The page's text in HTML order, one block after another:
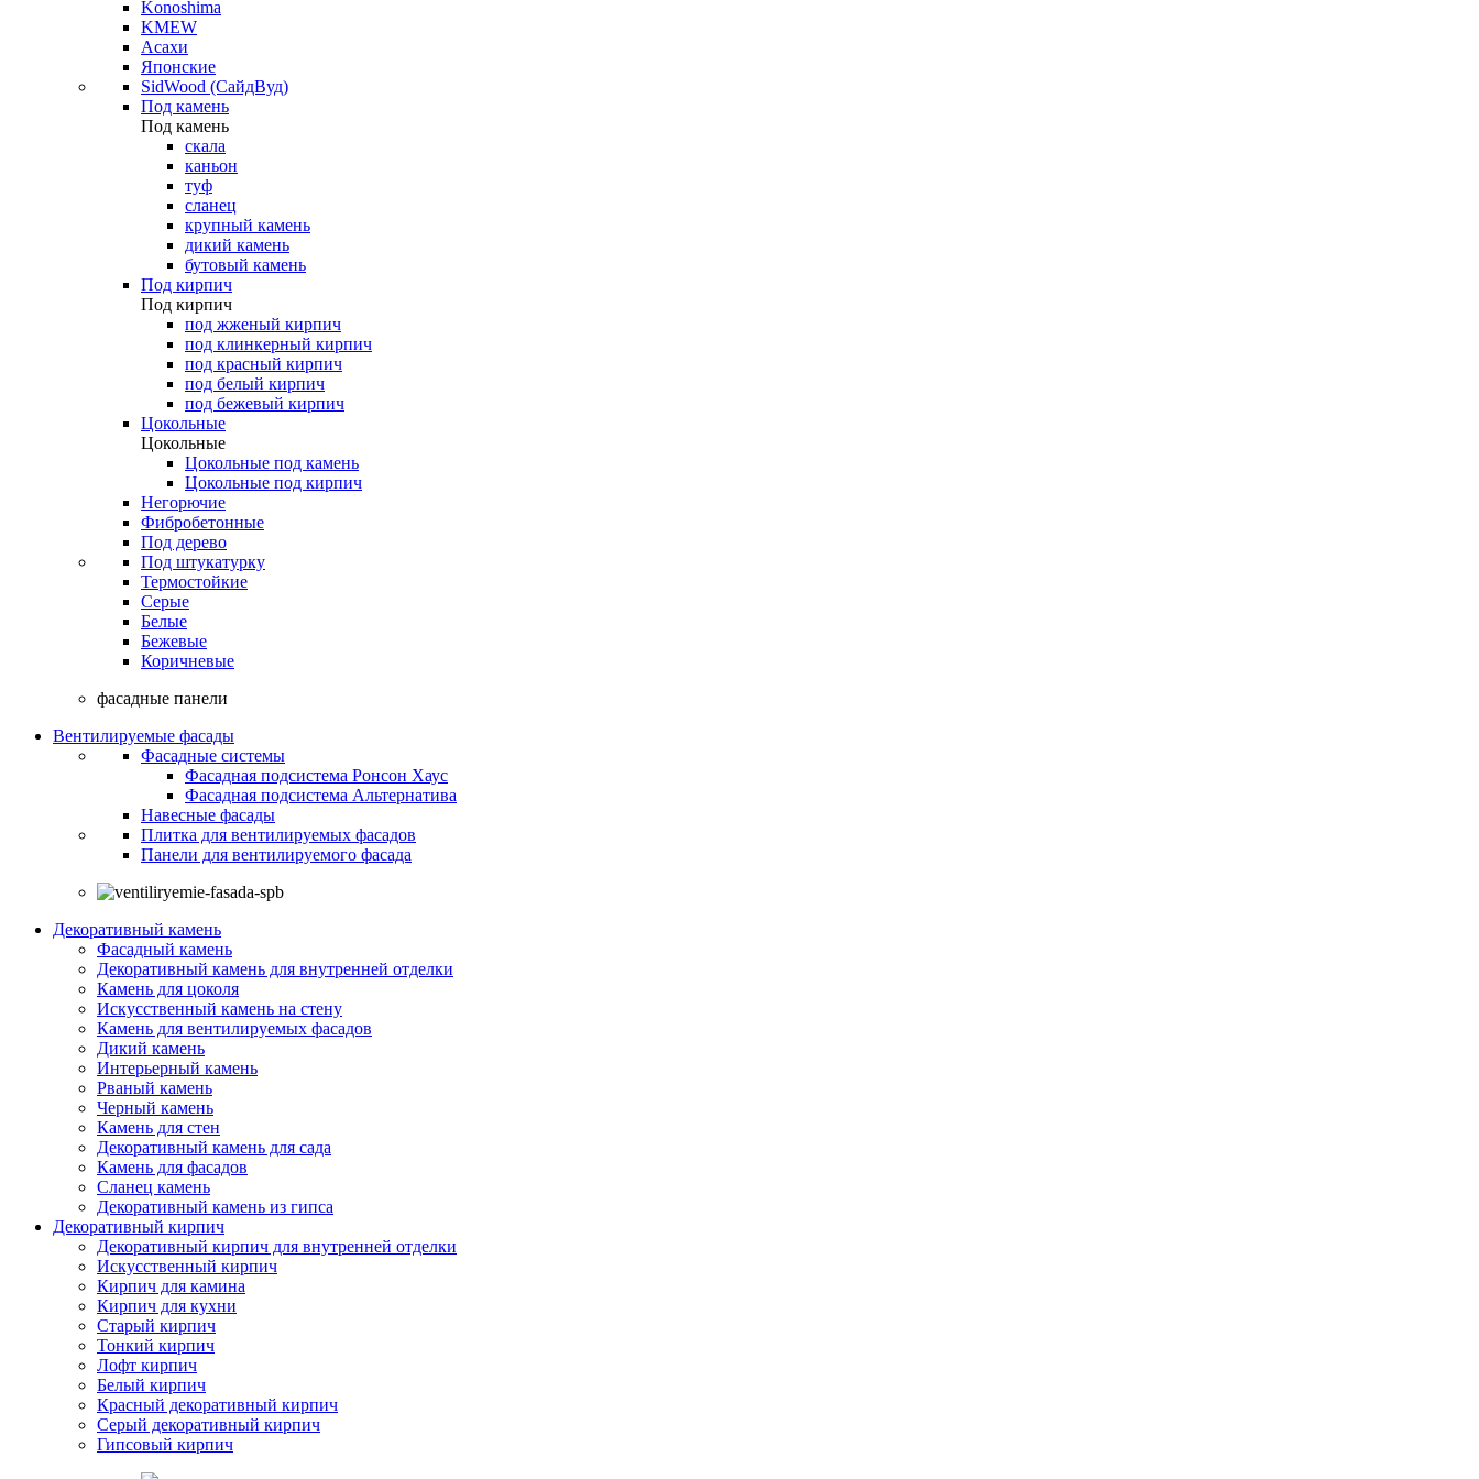
Konoshima
KMEW
Асахи
Японские
SidWood (СайдВуд)
Под камень
Под камень
скала
каньон
туф
сланец
крупный камень
дикий камень
бутовый камень
Под кирпич
Под кирпич
под жженый кирпич
под клинкерный кирпич
под красный кирпич
под белый кирпич
под бежевый кирпич
Цокольные
Цокольные
Цокольные под камень
Цокольные под кирпич
Негорючие
Фибробетонные
Под дерево
Под штукатурку
Термостойкие
Серые
Белые
Бежевые
Коричневые
фасадные панели
Вентилируемые фасады
Фасадные системы
Фасадная подсистема Ронсон Хаус
Фасадная подсистема Альтернатива
Навесные фасады
Плитка для вентилируемых фасадов
Панели для вентилируемого фасада
Декоративный камень
Фасадный камень
Декоративный камень для внутренней отделки
Камень для цоколя
Искусственный камень на стену
Камень для вентилируемых фасадов
Дикий камень
Интерьерный камень
Рваный камень
Черный камень
Камень для стен
Декоративный камень для сада
Камень для фасадов
Сланец камень
Декоративный камень из гипса
Декоративный кирпич
Декоративный кирпич для внутренней отделки
Искусственный кирпич
Кирпич для камина
Кирпич для кухни
Старый кирпич
Тонкий кирпич
Лофт кирпич
Белый кирпич
Красный декоративный кирпич
Серый декоративный кирпич
Гипсовый кирпич